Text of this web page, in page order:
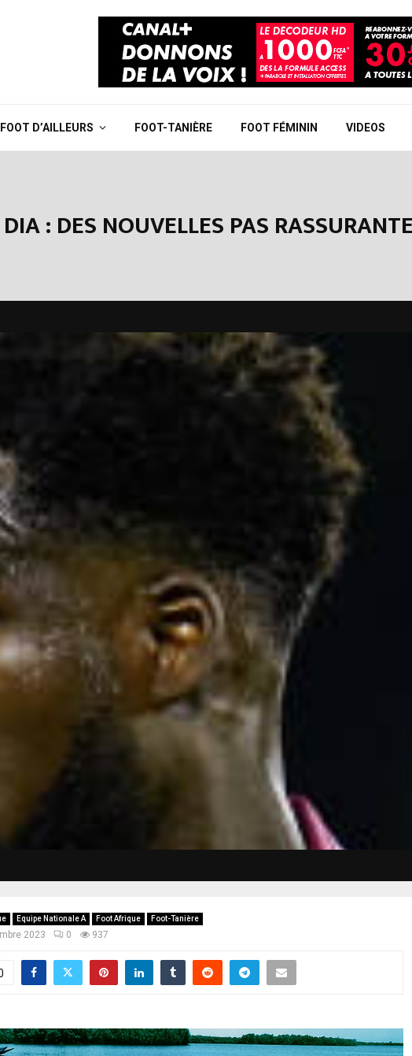
FOOT D’AILLEURS FOOT-TANIÈRE FOOT FÉMININ VIDEOS
: DES NOUVELLES PAS
Equipe Nationale A Foot Afrique Foot-Tanière
2023 0 937